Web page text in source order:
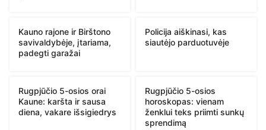
Kauno rajone ir Birštono
savivaldybėje, įtariama,
padegti garažai
Policija aiškinasi, kas
siautėjo parduotuvėje
Rugpjūčio 5-osios orai
Kaune: karšta ir sausa
diena, vakare išsigiedrys
Rugpjūčio 5-osios
horoskopas: vienam
ženklui teks priimti sunkų
sprendimą